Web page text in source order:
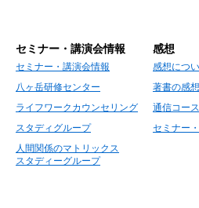
セミナー・講演会情報
セミナー・講演会情報
八ヶ岳研修センター
ライフワークカウンセリング
スタディグループ
人間関係のマトリックス
スタディーグループ
感想
感想につ
著書の感想
通信コー
セミナー